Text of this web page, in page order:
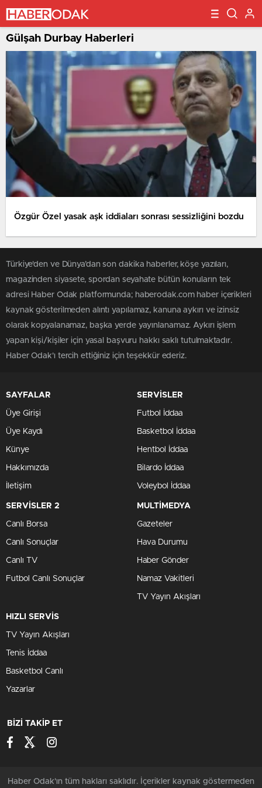
Gülşah Durbay Haberleri
Özgür Özel yasak aşk iddiaları sonrası sessizliğini bozdu
Türkiye'den ve Dünya’dan son dakika haberler, köşe yazıları,
magazinden siyasete, spordan seyahate bütün konuların tek
adresi Haber Odak platformunda; haberodak.com haber içerikleri
kaynak gösterilmeden alıntı yapılamaz, kanuna aykırı ve izinsiz
olarak kopyalanamaz, başka yerde yayınlanamaz. Aykırı işlem
yapan kişi/kişiler için yasal başvuru hakkı saklı tutulmaktadır.
Haber Odak'ı tercih ettiğiniz için teşekkür ederiz.
SAYFALAR
Üye Girişi
Üye Kaydı
Künye
Hakkımızda
İletişim
SERVİSLER
Futbol İddaa
Basketbol İddaa
Hentbol İddaa
Bilardo İddaa
Voleybol İddaa
SERVİSLER 2
Canlı Borsa
Canlı Sonuçlar
Canlı TV
Futbol Canlı Sonuçlar
MULTİMEDYA
Gazeteler
Hava Durumu
Haber Gönder
Namaz Vakitleri
TV Yayın Akışları
HIZLI SERVİS
TV Yayın Akışları
Tenis İddaa
Basketbol Canlı
Yazarlar
BİZİ TAKİP ET
Haber Odak'ın tüm hakları saklıdır. İçerikler kaynak göstermeden